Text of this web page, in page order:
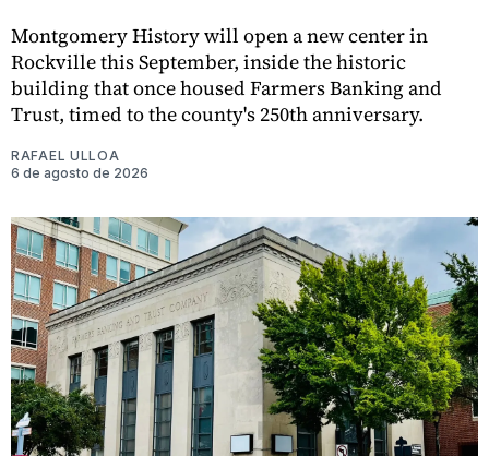
Montgomery History will open a new center in
Rockville this September, inside the historic
building that once housed Farmers Banking and
Trust, timed to the county's 250th anniversary.
RAFAEL ULLOA
6 de agosto de 2026